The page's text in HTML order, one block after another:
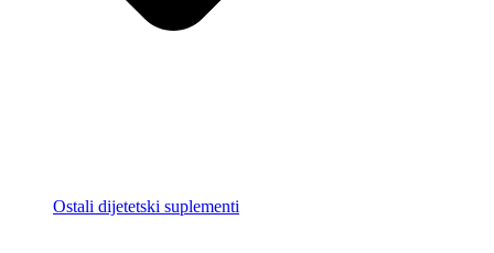
Ostali dijetetski suplementi